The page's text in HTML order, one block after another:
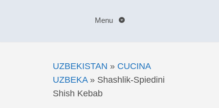
Menu
UZBEKISTAN » CUCINA
UZBEKA » Shashlik-Spiedini
Shish Kebab